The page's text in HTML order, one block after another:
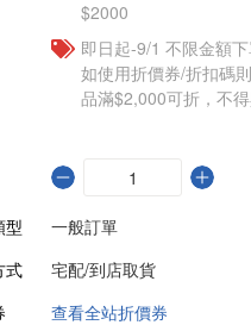
$2000
即日起-9/1 不限金額
如使用折價券/折扣碼
品滿$2,000可折，不
型
一般訂單
式
宅配/到店取貨
查看全站折價券